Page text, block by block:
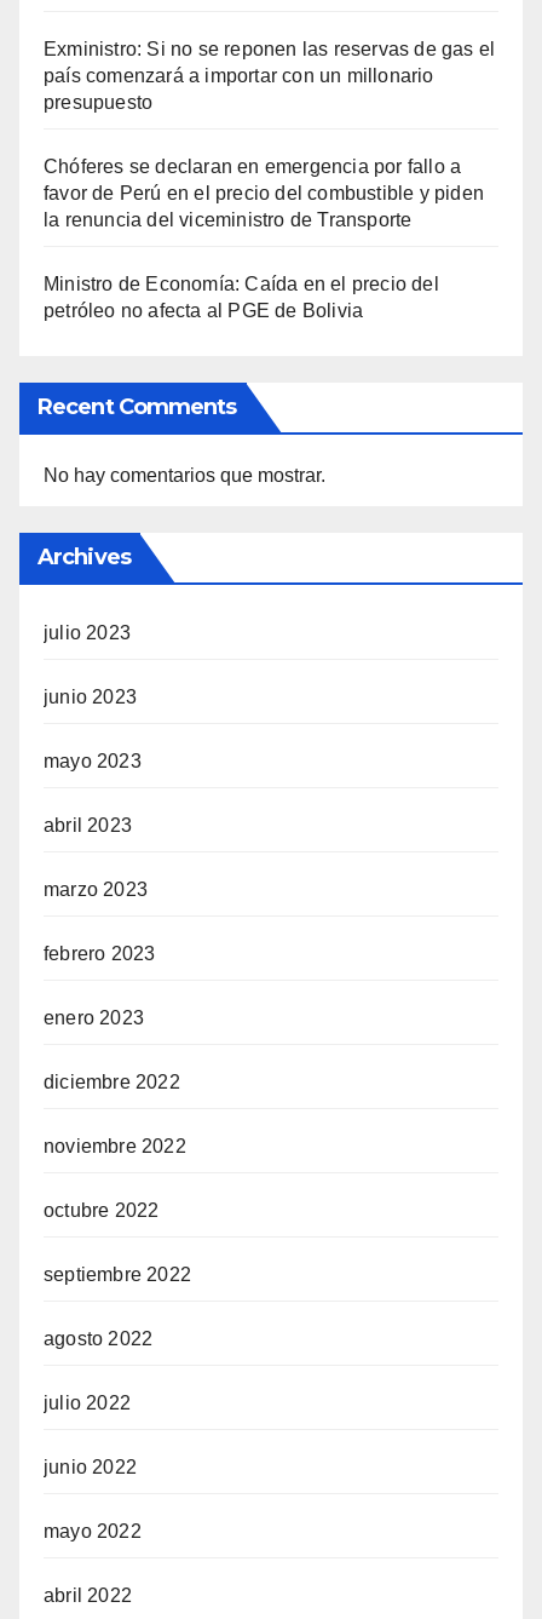
Exministro: Si no se reponen las reservas de gas el
país comenzará a importar con un millonario
presupuesto
Chóferes se declaran en emergencia por fallo a
favor de Perú en el precio del combustible y piden
la renuncia del viceministro de Transporte
Ministro de Economía: Caída en el precio del
petróleo no afecta al PGE de Bolivia
Recent Comments
No hay comentarios que mostrar.
Archives
julio 2023
junio 2023
mayo 2023
abril 2023
marzo 2023
febrero 2023
enero 2023
diciembre 2022
noviembre 2022
octubre 2022
septiembre 2022
agosto 2022
julio 2022
junio 2022
mayo 2022
abril 2022